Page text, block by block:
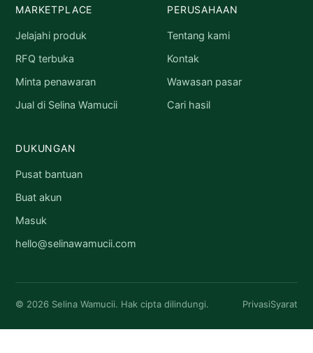
MARKETPLACE
Jelajahi produk
RFQ terbuka
Minta penawaran
Jual di Selina Wamucii
PERUSAHAAN
Tentang kami
Kontak
Wawasan pasar
Cari hasil
DUKUNGAN
Pusat bantuan
Buat akun
Masuk
hello@selinawamucii.com
© 2026 Selina Wamucii. Hak cipta dilindungi. PrivasiSyarat